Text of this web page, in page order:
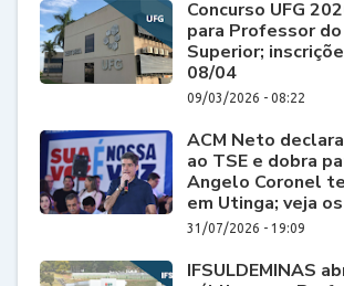
Concurso UFG
para Professor
Superior;
08/04
09/03/2026 - 08:22
ACM Neto
ao TSE e dobra
Angelo Coronel
em Utinga; veja
31/07/2026 - 19:09
IFSULDEMINAS